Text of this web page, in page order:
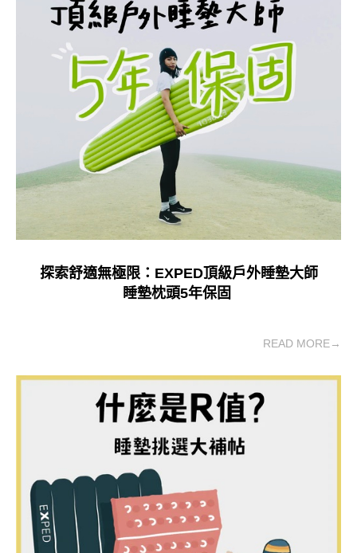
探索舒適無極限：EXPED頂級戶外睡墊大師
睡墊枕頭5年保固
READ MORE→